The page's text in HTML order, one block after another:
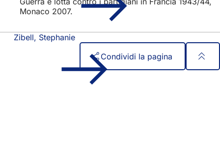
Monaco 2007.
Zibell, Stephanie
Condividi la pagina